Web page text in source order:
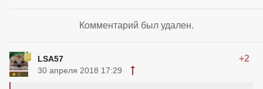
Комментарий был удален.
LSA57 +2
30 апреля 2018 17:29